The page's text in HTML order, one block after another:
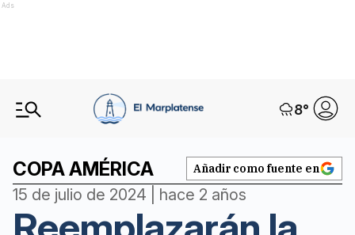
Ads
8°
COPA AMÉRICA Añadir como fuente en
15 de julio de 2024 | hace 2 años